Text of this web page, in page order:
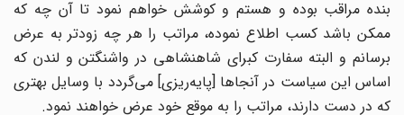
بنده مراقب بوده و هستم و کوشش خواهم نمود تا آن چه که
ممکن باشد کسب اطلاع نموده، مراتب را هر چه زودتر به عرض
برسانم و البته سفارت کبرای شاهنشاهی در واشنگتن و لندن که
اساس این سیاست در آنجاها [پایه‌ریزی] می‌گردد با وسایل بهتری
که در دست دارند، مراتب را به موقع خود عرض خواهند نمود.